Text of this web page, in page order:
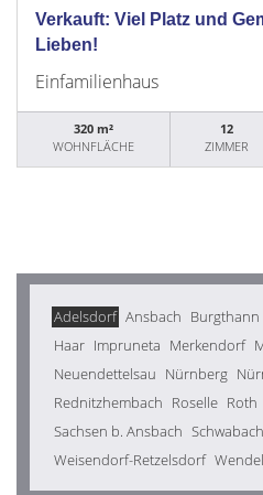
Verkauft: Viel Platz und
Lieben!
Einfamilienhaus
320 m²
WOHNFLÄCHE
12
ZIMMER
Adelsdorf Ansbach Burgthann
Haar Impruneta Merkendorf
Neuendettelsau Nürnberg
Rednitzhembach Roselle Roth
Sachsen b. Ansbach Schwabach
Weisendorf-Retzelsdorf